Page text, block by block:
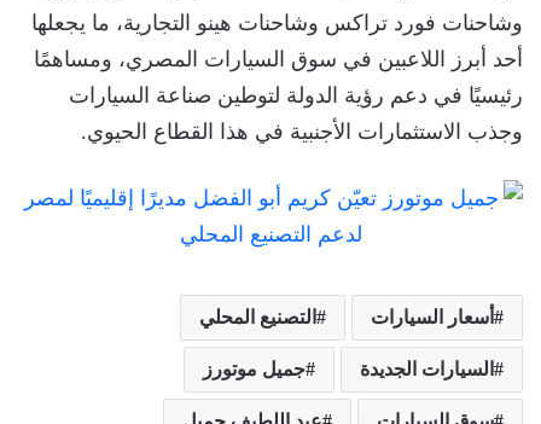
وشاحنات فورد تراكس وشاحنات هينو التجارية، ما يجعلها
أحد أبرز اللاعبين في سوق السيارات المصري، ومساهمًا
رئيسيًا في دعم رؤية الدولة لتوطين صناعة السيارات
وجذب الاستثمارات الأجنبية في هذا القطاع الحيوي.
أسعار السيارات التصنيع المحلي
السيارات الجديدة جميل موتورز